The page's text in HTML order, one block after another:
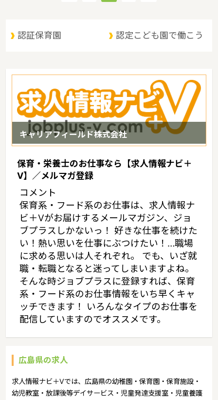
り、観光地としても魅力的な都市であるというような特徴があるエ
リアです。
認証保育園 認定こども園で働こう
キャリアフィールド株式会社
保育・栄養士のお仕事なら【求人情報ナビ＋
V】／メルマガ登録
コメント
保育系・フード系のお仕事は、求人情報ナ
ビ＋Vがお届けするメールマガジン、ジョ
ブプラスしかないっ！ 好きな仕事を続けた
い！熱い思いを仕事にぶつけたい！…職場
に求める思いは人それぞれ。 でも、いざ就
職・転職となると迷ってしまいますよね。
そんな時ジョブプラスに登録すれば、保育
系・フード系のお仕事情報をいち早くキャ
ッチできます！ いろんなタイプのお仕事を
配信していますのでオススメです。
広島県の求人
求人情報ナビ＋Vでは、広島県の幼稚園・保育園・保育施設・
幼児教室・放課後等デイサービス・児童発達支援室・児童養護